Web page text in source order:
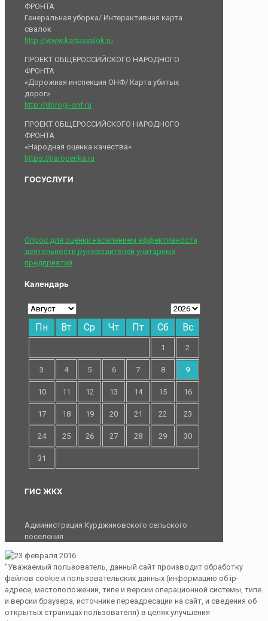
ФРОНТА
Генеральная уборка/ Интерактивная карта
свалок
http://www.kartasvalok.ru
ПРОЕКТ ОБЩЕРОССИЙСКОГО НАРОДНОГО
ФРОНТА
«Дорожная инспекция ОНФ/ Карта убитых
дорог»
http://dorogi-onf.ru
ПРОЕКТ ОБЩЕРОССИЙСКОГО НАРОДНОГО
ФРОНТА
«Народная оценка качества»
https://narocenka.ru
ГОСУСЛУГИ
Опрос для оценки населением эффективности
деятельности руководителей унитарных
предприятий
Календарь
Пн Вт Ср Чт Пт Сб Вс
1 2
3 4 5 6 7 8 9
10 11 12 13 14 15 16
17 18 19 20 21 22 23
24 25 26 27 28 29 30
31
ГИС ЖКХ
Администрация Курджиновского сельского
поселения
"Уважаемый пользователь, данный сайт производит обработку
файлов cookie и пользовательских данных (информацию об ip-
адресе, местоположении, типе и версии операционной системы, типе
и версии браузера, источнике переадресации на сайт, и сведения об
открытых страницах пользователя) в целях улучшения